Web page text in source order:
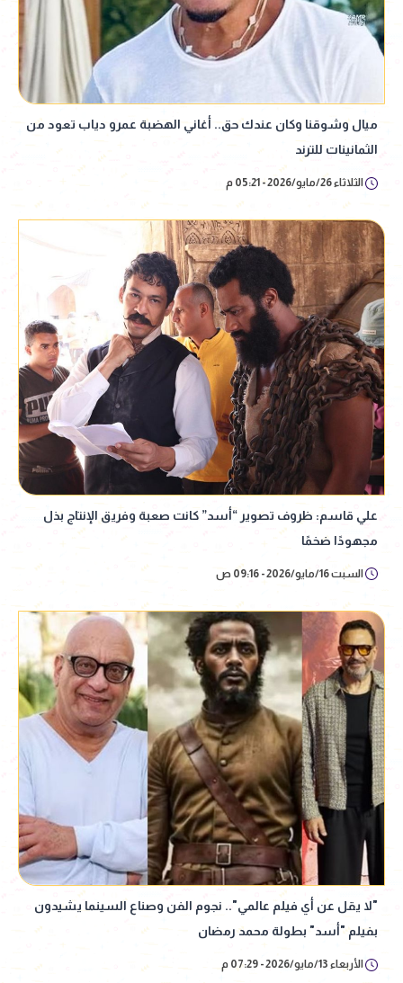
ميال وشوقنا وكان عندك حق.. أغاني الهضبة عمرو دياب تعود من
الثمانينات للترند
الثلاثاء 26/مايو/2026 - 05:21 م
علي قاسم: ظروف تصوير “أسد” كانت صعبة وفريق الإنتاج بذل
مجهودًا ضخمًا
السبت 16/مايو/2026 - 09:16 ص
"لا يقل عن أي فيلم عالمي".. نجوم الفن وصناع السينما يشيدون
بفيلم "أسد" بطولة محمد رمضان
الأربعاء 13/مايو/2026 - 07:29 م